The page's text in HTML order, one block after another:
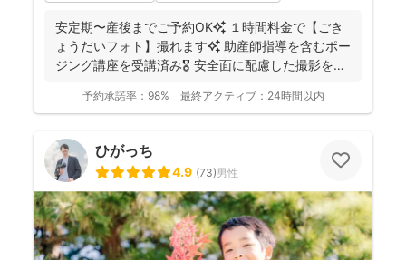
安定期〜産後までご予約OK✨ １時間料金で【ごき
ょうだいフォト】撮れます✨ 助産師指導を含むポー
ジング講座を受講済み🎖️ 安全面に配慮した撮影を行
予約承諾率： 98% 最終アクティブ： 24時間以内
ひがっち
4.9 (73)男性